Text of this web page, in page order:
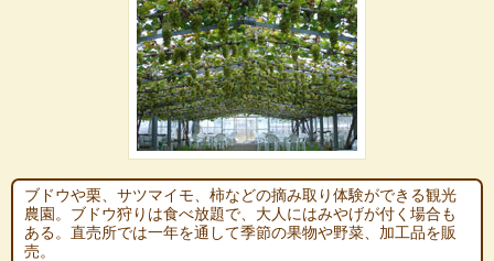
ブドウや栗、サツマイモ、柿などの摘み取り体験ができる観光
農園。ブドウ狩りは食べ放題で、大人にはみやげが付く場合も
ある。直売所では一年を通して季節の果物や野菜、加工品を販
売。